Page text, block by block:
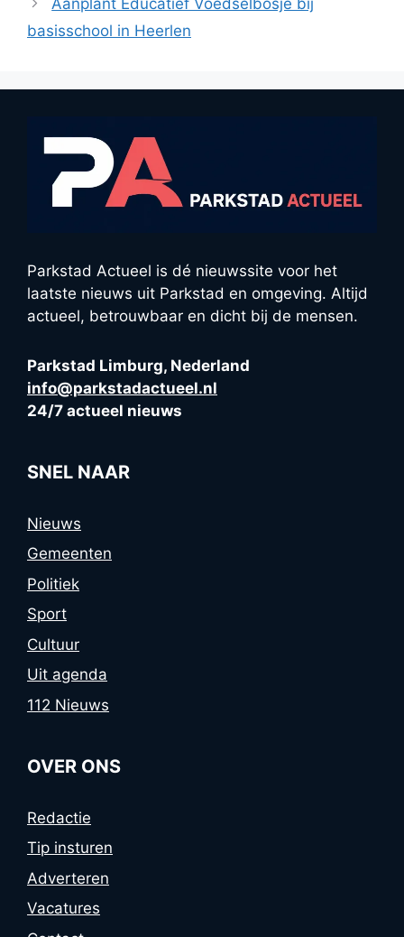
basisschool in Heerlen
Parkstad Actueel is dé nieuwssite voor het
laatste nieuws uit Parkstad en omgeving. Altijd
actueel, betrouwbaar en dicht bij de mensen.
Parkstad Limburg, Nederland
info@parkstadactueel.nl
24/7 actueel nieuws
SNEL NAAR
Nieuws
Gemeenten
Politiek
Sport
Cultuur
Uit agenda
112 Nieuws
OVER ONS
Redactie
Tip insturen
Adverteren
Vacatures